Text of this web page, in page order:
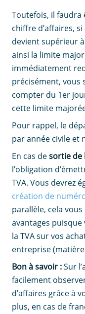
Toutefois, il faudra
chiffre d’affaires, si
devient supérieur
ainsi la limite
immédiatement
précisément, vous
compter du 1er
cette limite
Pour rappel, le
par année civile et
En cas desortie de
l’obligation
TVA. Vous devrez
création de
parallèle, cela
avantages
la TVA sur vos
entreprise
Bon à savoir :Sur
facilement
d’affaires grâce à
plus, en cas de